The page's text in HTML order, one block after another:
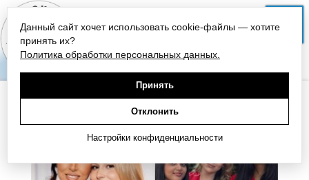
Данный сайт хочет использовать cookie-файлы — хотите
принять их?
Политика обработки персональных данных.
Принять
Отклонить
Настройки конфиденциальности